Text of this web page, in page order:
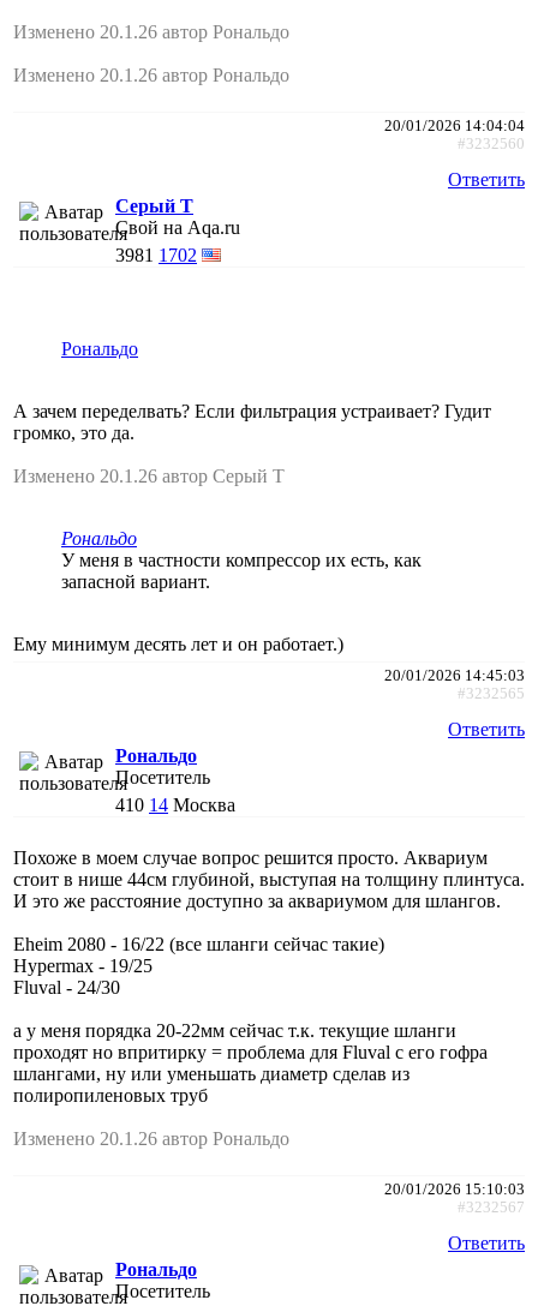
Изменено 20.1.26 автор Рональдо
Изменено 20.1.26 автор Рональдо
20/01/2026 14:04:04
#3232560
Ответить
Серый Т
Свой на Aqa.ru
3981 1702
Рональдо
А зачем переделвать? Если фильтрация устраивает? Гудит
громко, это да.
Изменено 20.1.26 автор Серый Т
Рональдо
У меня в частности компрессор их есть, как
запасной вариант.
Ему минимум десять лет и он работает.)
20/01/2026 14:45:03
#3232565
Ответить
Рональдо
Посетитель
410 14 Москва
Похоже в моем случае вопрос решится просто. Аквариум
стоит в нише 44см глубиной, выступая на толщину плинтуса.
И это же расстояние доступно за аквариумом для шлангов.
Eheim 2080 - 16/22 (все шланги сейчас такие)
Hypermax - 19/25
Fluval - 24/30
а у меня порядка 20-22мм сейчас т.к. текущие шланги
проходят но впритирку = проблема для Fluval с его гофра
шлангами, ну или уменьшать диаметр сделав из
полиропиленовых труб
Изменено 20.1.26 автор Рональдо
20/01/2026 15:10:03
#3232567
Ответить
Рональдо
Посетитель